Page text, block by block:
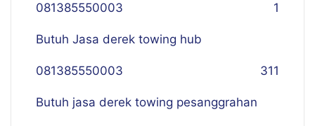
081385550003 1
Butuh Jasa derek towing hub
081385550003 311
Butuh jasa derek towing pesanggrahan